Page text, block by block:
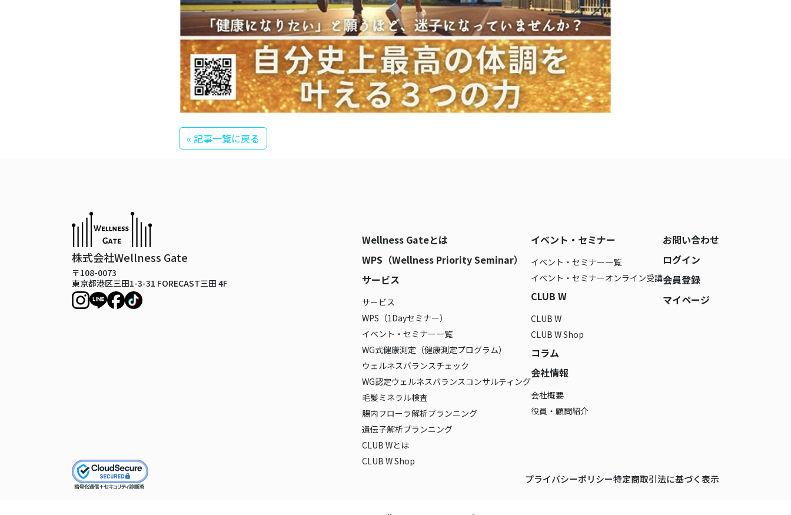
« 記事一覧に戻る
株式会社Wellness Gate
〒108-0073
東京都港区三田1-3-31 FORECAST三田 4F
Wellness Gateとは
WPS（Wellness Priority Seminar）
サービス
サービス
WPS（1Dayセミナー）
イベント・セミナー一覧
WG式健康測定（健康測定プログラム）
ウェルネスバランスチェック
WG認定ウェルネスバランスコンサルティング
毛髪ミネラル検査
腸内フローラ解析プランニング
遺伝子解析プランニング
CLUB Wとは
CLUB W Shop
イベント・セミナー
イベント・セミナー一覧
イベント・セミナーオンライン受講
CLUB W
CLUB W
CLUB W Shop
コラム
会社情報
会社概要
役員・顧問紹介
お問い合わせ
ログイン
会員登録
マイページ
プライバシーポリシー特定商取引法に基づく表示